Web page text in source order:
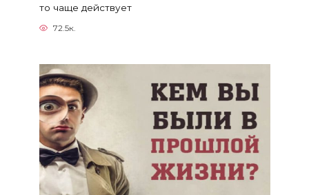
то чаще действует
72.5к.